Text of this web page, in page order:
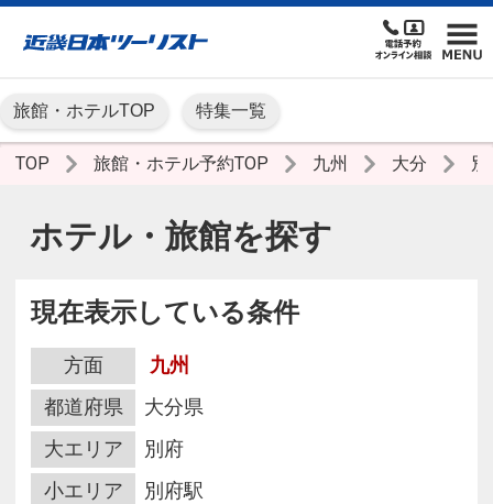
旅館・ホテルTOP 特集一覧
TOP 旅館・ホテル予約TOP 九州 大分
ホテル・旅館を探す
現在表示している条件
方面
九州
都道府県
大分県
大エリア
別府
小エリア
別府駅